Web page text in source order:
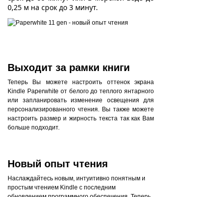
0,25 м на срок до 3 минут.
Выходит за рамки книги
Теперь Вы можете настроить оттенок экрана
Kindle Paperwhite от белого до теплого янтарного
или запланировать изменение освещения для
персонализированного чтения. Вы также можете
настроить размер и жирность текста так как Вам
больше подходит.
Новый опыт чтения
Наслаждайтесь новым, интуитивно понятным и
простым чтением Kindle с последним